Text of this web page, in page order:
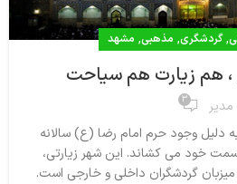
,گردشگری, مذهبی, مشهد
هم زیارت هم سیاحت
مدیر 3
دلیل وجود حرم امام رضا (ع) سالانه
سمت خود می کشاند. این شهر زیارتی،
میزبان گردشگران داخلی و خارجی است.